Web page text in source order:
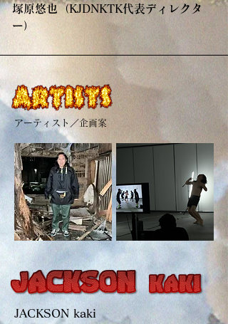
塚原悠也（KJDNKTK代表ディレクタ
ー）
アーティスト／企画案
JACKSON kaki